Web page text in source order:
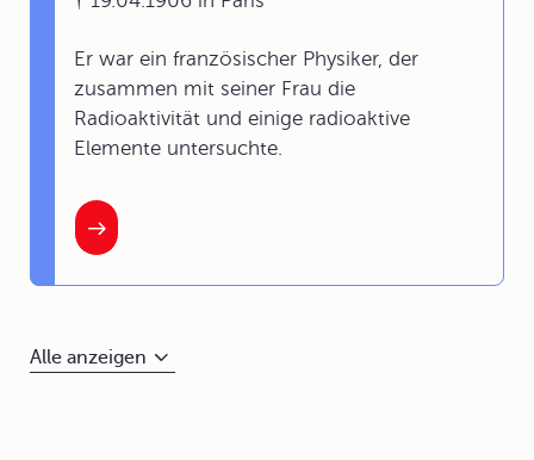
Er war ein französischer Physiker, der
zusammen mit seiner Frau die
Radioaktivität und einige radioaktive
Elemente untersuchte.
Alle anzeigen